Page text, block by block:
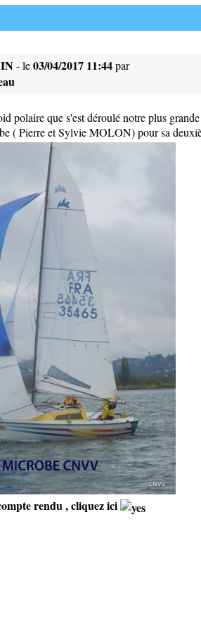
- le03/04/2017 11:44par
polaire que s'est déroulé notre plus
( Pierre et Sylvie MOLON) pour sa
rendu ,cliquez ici